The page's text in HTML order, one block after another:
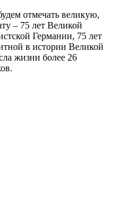
отмечать великую,
– 75 лет Великой
Германии, 75 лет
в истории Великой
жизни более 26